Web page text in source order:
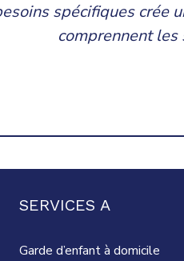
spécifiques crée
comprennent
SERVICES A
Garde d’enfant à domicile